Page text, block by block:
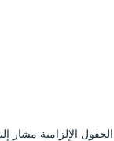
الحقول الإلزامية مشار